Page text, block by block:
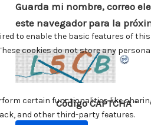
Guarda mi nombre, correo
este navegador para la
Código CAPTCHA*